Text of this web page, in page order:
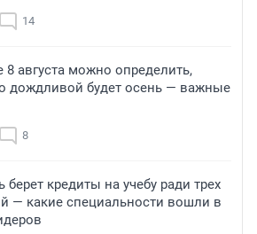
14
8 августа можно определить,
дождливой будет осень — важные
8
кредиты на учебу ради трех
— какие специальности вошли в